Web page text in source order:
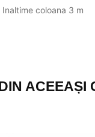
coloana 3 m
ACEEAȘI